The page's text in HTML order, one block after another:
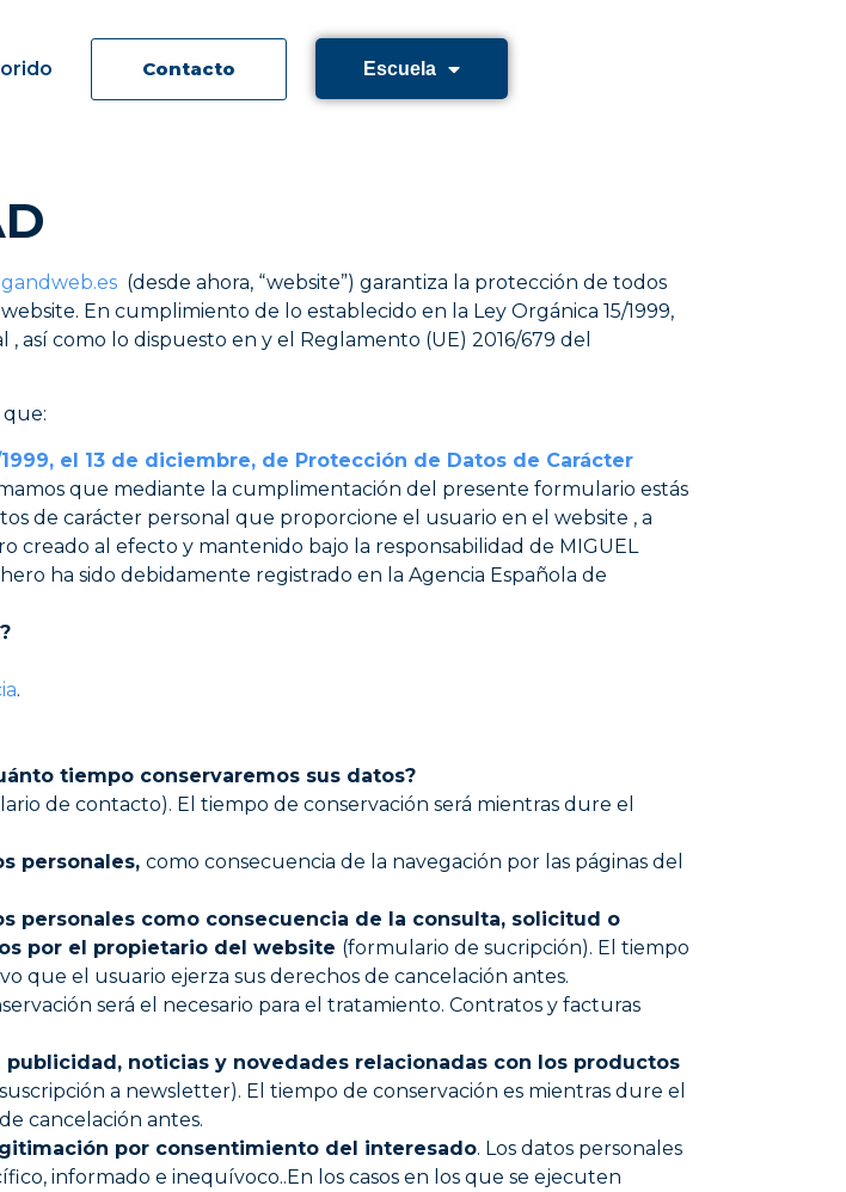
Contacto Escuela
(desde ahora, “website”) garantiza la protección de todos
En cumplimiento de lo establecido en la Ley Orgánica 15/1999,
así como lo dispuesto en y el Reglamento (UE) 2016/679 del
el 13 de diciembre, de Protección de Datos de Carácter
que mediante la cumplimentación del presente formulario estás
de carácter personal que proporcione el usuario en el website , a
al efecto y mantenido bajo la responsabilidad de MIGUEL
ha sido debidamente registrado en la Agencia Española de
.
tiempo conservaremos sus datos?
de contacto). El tiempo de conservación será mientras dure el
personales, como consecuencia de la navegación por las páginas del
personales como consecuencia de la consulta, solicitud o
por el propietario del website (formulario de sucripción). El tiempo
que el usuario ejerza sus derechos de cancelación antes.
será el necesario para el tratamiento. Contratos y facturas
noticias y novedades relacionadas con los productos
a newsletter). El tiempo de conservación es mientras dure el
cancelación antes.
por consentimiento del interesado. Los datos personales
informado e inequívoco..En los casos en los que se ejecuten